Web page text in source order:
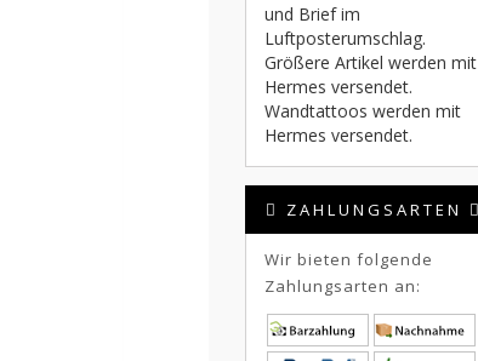
und Brief im
Luftposterumschlag.
Größere Artikel werden mit
Hermes versendet.
Wandtattoos werden mit
Hermes versendet.
ZAHLUNGSARTEN
Wir bieten folgende
Zahlungsarten an: